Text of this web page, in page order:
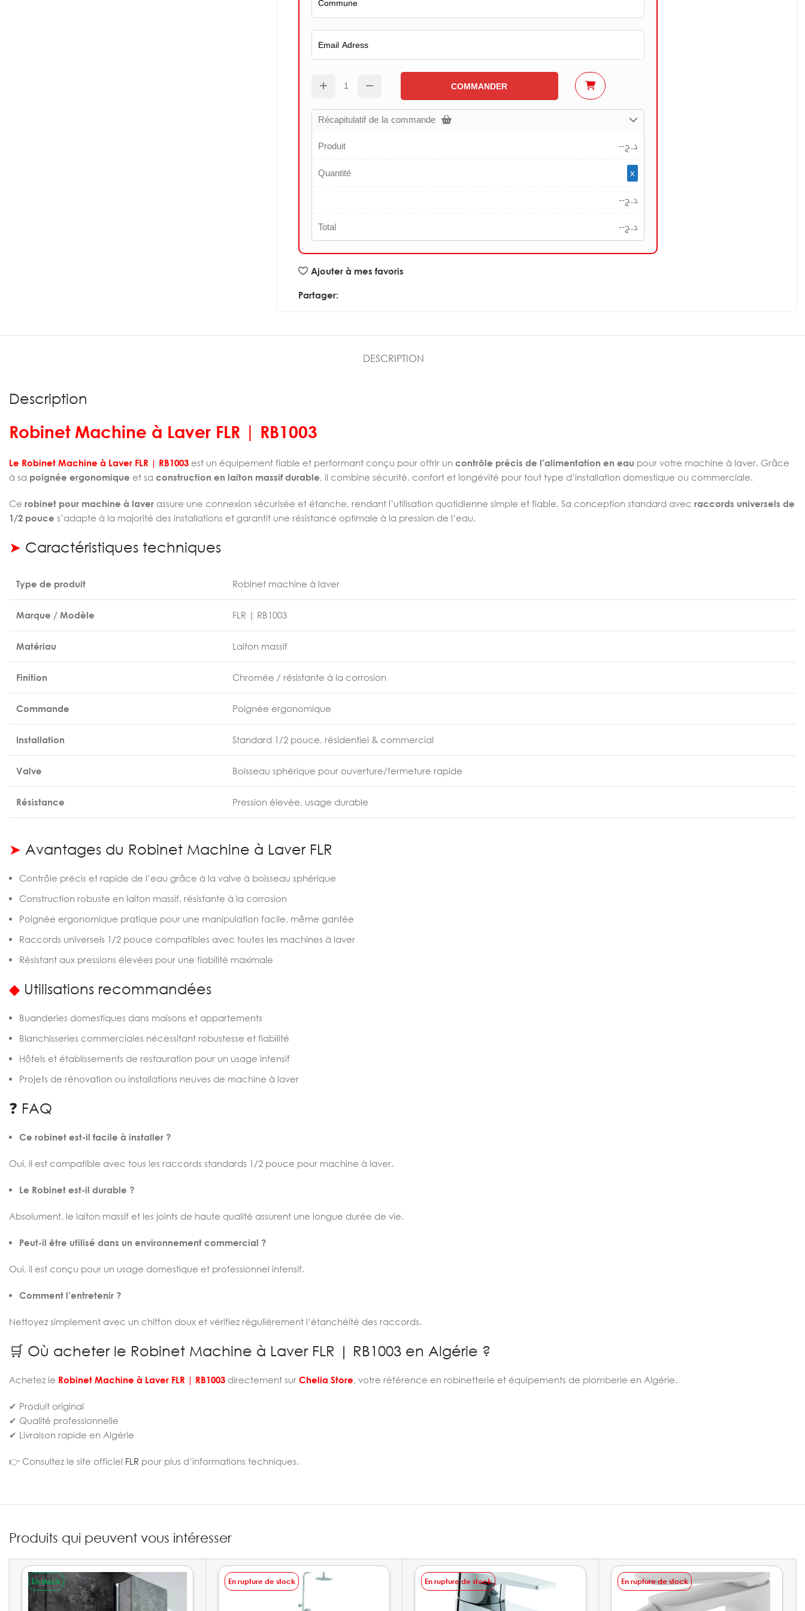
COMMANDER
Récapitulatif de la commande
Produit
--د.ج
Quantité
x
--د.ج
Total
--د.ج
Ajouter à mes favoris
Partager:
DESCRIPTION
Description
Robinet Machine à Laver FLR | RB1003
Le Robinet Machine à Laver FLR | RB1003 est un équipement fiable et performant conçu pour offrir un contrôle précis de l’alimentation en eau pour votre machine à laver. Grâce
à sa poignée ergonomique et sa construction en laiton massif durable, il combine sécurité, confort et longévité pour tout type d’installation domestique ou commerciale.
Ce robinet pour machine à laver assure une connexion sécurisée et étanche, rendant l’utilisation quotidienne simple et fiable. Sa conception standard avec raccords universels de
1/2 pouce s’adapte à la majorité des installations et garantit une résistance optimale à la pression de l’eau.
➤ Caractéristiques techniques
Type de produit Robinet machine à laver
Marque / Modèle FLR | RB1003
Matériau Laiton massif
Finition Chromée / résistante à la corrosion
Commande Poignée ergonomique
Installation Standard 1/2 pouce, résidentiel & commercial
Valve Boisseau sphérique pour ouverture/fermeture rapide
Résistance Pression élevée, usage durable
➤ Avantages du Robinet Machine à Laver FLR
Contrôle précis et rapide de l’eau grâce à la valve à boisseau sphérique
Construction robuste en laiton massif, résistante à la corrosion
Poignée ergonomique pratique pour une manipulation facile, même gantée
Raccords universels 1/2 pouce compatibles avec toutes les machines à laver
Résistant aux pressions élevées pour une fiabilité maximale
◆Utilisations recommandées
Buanderies domestiques dans maisons et appartements
Blanchisseries commerciales nécessitant robustesse et fiabilité
Hôtels et établissements de restauration pour un usage intensif
Projets de rénovation ou installations neuves de machine à laver
❓ FAQ
Ce robinet est-il facile à installer ?
Oui, il est compatible avec tous les raccords standards 1/2 pouce pour machine à laver.
Le Robinet est-il durable ?
Absolument, le laiton massif et les joints de haute qualité assurent une longue durée de vie.
Peut-il être utilisé dans un environnement commercial ?
Oui, il est conçu pour un usage domestique et professionnel intensif.
Comment l’entretenir ?
Nettoyez simplement avec un chiffon doux et vérifiez régulièrement l’étanchéité des raccords.
🛒 Où acheter le Robinet Machine à Laver FLR | RB1003 en Algérie ?
Achetez le Robinet Machine à Laver FLR | RB1003 directement sur Chelia Store, votre référence en robinetterie et équipements de plomberie en Algérie.
✔ Produit original
✔ Qualité professionnelle
✔ Livraison rapide en Algérie
👉 Consultez le site officiel FLR pour plus d’informations techniques.
Produits qui peuvent vous intéresser
En stock En rupture de stock En rupture de stock En rupture de stock